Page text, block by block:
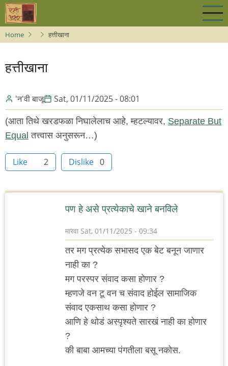
Skip
main
content
Home हत्तीखाना
हत्तीखाना
'न'वी बाजू Sat, 01/11/2025 - 08:01
(आता तिथे खरडफळा निघालेलाच आहे, म्हटल्यावर, Separate But
Equal तत्त्वास अनुसरून…)
Like 2 Dislike 0
पण हे असे प्रत्येकाचे खाने बनविले
मारवा Sat, 01/11/2025 - 09:34
तर मग प्रत्येक सभासद एक बेट बनून जाणार
नाही का ?
मग परस्पर संवाद कसा होणार ?
म्हणजे वन टू वन च संवाद होईल सामाजिक
संवाद एकसाथ कसा होणार ?
आणि हे थोडं अस्पृश्यते सारखं नाही का होणार
?
की बाबा आमच्या पंगतीला बसू नकोस.